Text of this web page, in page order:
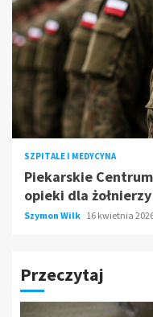
SZPITALE I MEDYCYNA
Piekarskie
opieki dla żołnierzy
Szymon Wilk 16 kwietnia
Przeczytaj